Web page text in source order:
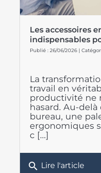
Les accessoires
indispensables
Publié : 26/06/2026 |
La
travail en
productivité ne
hasard. Au-
bureau, une
ergonomiques
c [...]
search Lire l'article